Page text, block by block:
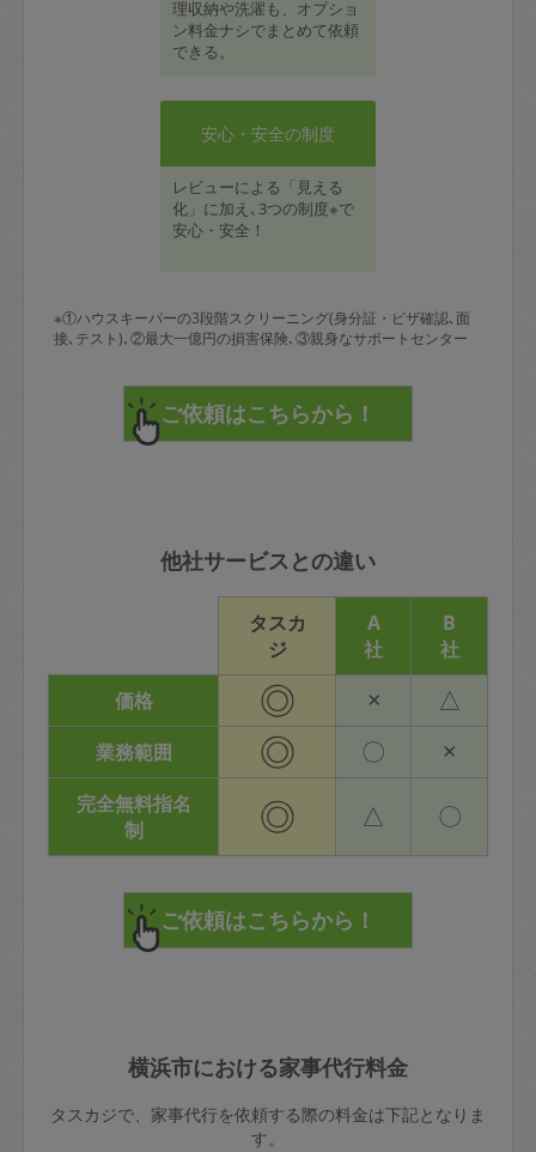
理収納や洗濯も、オプショ
ン料金ナシでまとめて依頼
できる。
安心・安全の制度
レビューによる「見える
化」に加え､3つの制度※で
安心・安全！
※①ハウスキーパーの3段階スクリーニング(身分証・ビザ確認､面
接､テスト)､②最大一億円の損害保険､③親身なサポートセンター
他社サービスとの違い
タスカ
ジ
A
社
B
社
価格
◎ × △
業務範囲 ◎ 〇 ×
完全無料指名
制
◎ △ 〇
横浜市における家事代行料金
タスカジで、家事代行を依頼する際の料金は下記となりま
す。